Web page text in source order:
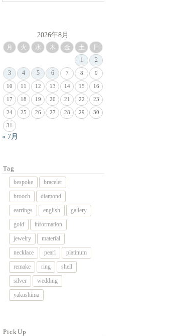
2026年8月
月 火 水 木 金 土
日
1
2
3
4 5 6 7 8 9
10 11 12 13 14 15 16
17 18 19 20 21 22 23
24 25 26 27 28 29 30
31
« 7月
Tag
bespoke
bracelet
brooch
diamond
earrings
english
gallery
gold
information
jewelry
material
necklace
pearl
platinum
remake
ring
shell
silver
wedding
yakushima
PickUp